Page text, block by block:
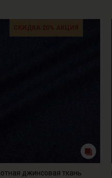
джинсовая ткань